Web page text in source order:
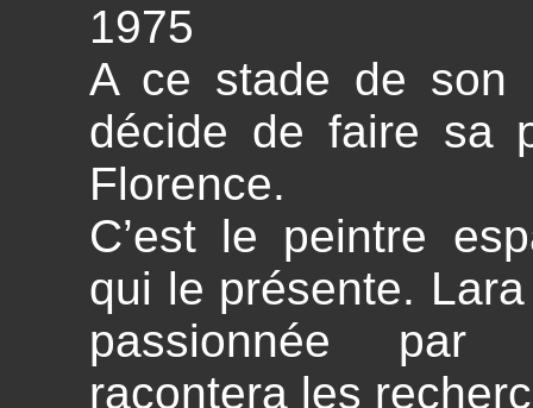
1975
A ce stade de son
décide de faire sa
Florence.
C’est le peintre
qui le présente.
passionnée par
racontera les